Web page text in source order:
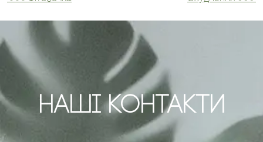
записів
Наші Контакти